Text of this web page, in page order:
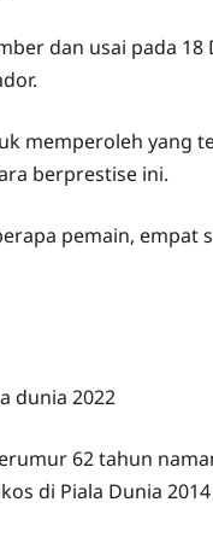
dan usai pada
memperoleh yang
berprestise ini.
pemain, empat
62 tahun
di Piala Dunia